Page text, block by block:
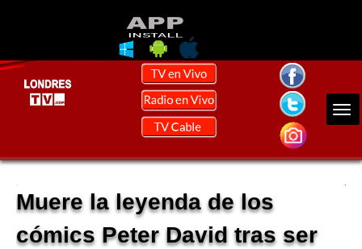
Muere la leyenda de los
cómics Peter David tras ser